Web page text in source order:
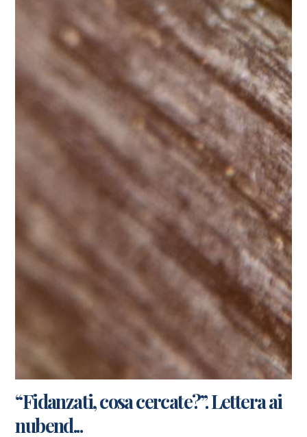
“Fidanzati, cosa cercate?”. Lettera ai
nubend...